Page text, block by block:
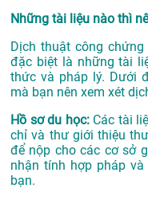
Những tài liệu nào thì
Dịch thuật công
đặc biệt là những tài
thức và pháp lý. Dưới
mà bạn nên xem xét
Hồ sơ du học:Các tài
chỉ và thư giới thiệu
để nộp cho các cơ sở
nhận tính hợp pháp
bạn.